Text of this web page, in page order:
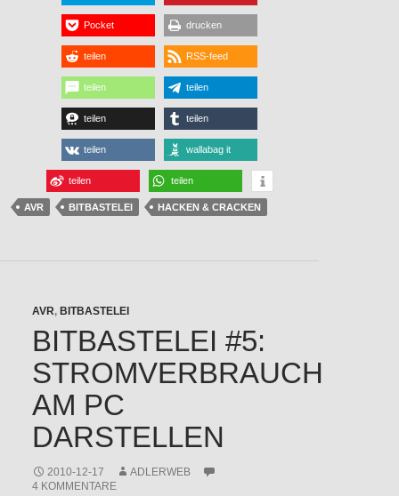
Pocket drucken
teilen RSS-feed
teilen teilen
teilen teilen
teilen wallabag it
teilen teilen
AVR BITBASTELEI HACKEN & CRACKEN
AVR, BITBASTELEI
BITBASTELEI #5:
STROMVERBRAUCH
AM PC
DARSTELLEN
2010-12-17
ADLERWEB
4 KOMMENTARE